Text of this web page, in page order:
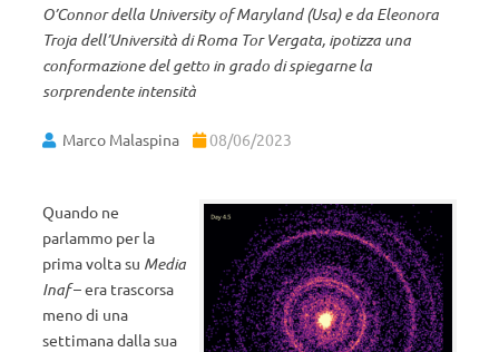
O’Connor della University of Maryland (Usa) e da Eleonora
Troja dell’Università di Roma Tor Vergata, ipotizza una
conformazione del getto in grado di spiegarne la
sorprendente intensità
Marco Malaspina 08/06/2023
Quando ne
parlammo per la
prima volta su Media
Inaf– era trascorsa
meno di una
settimana dalla sua